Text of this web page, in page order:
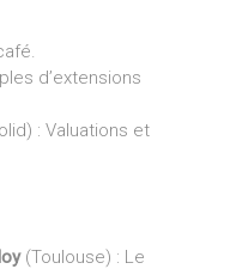
d’extensions
: Valuations et
(Toulouse) : Le